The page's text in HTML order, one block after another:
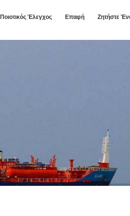
Ποιοτικός Έλεγχος Επαφή Ζητήστε